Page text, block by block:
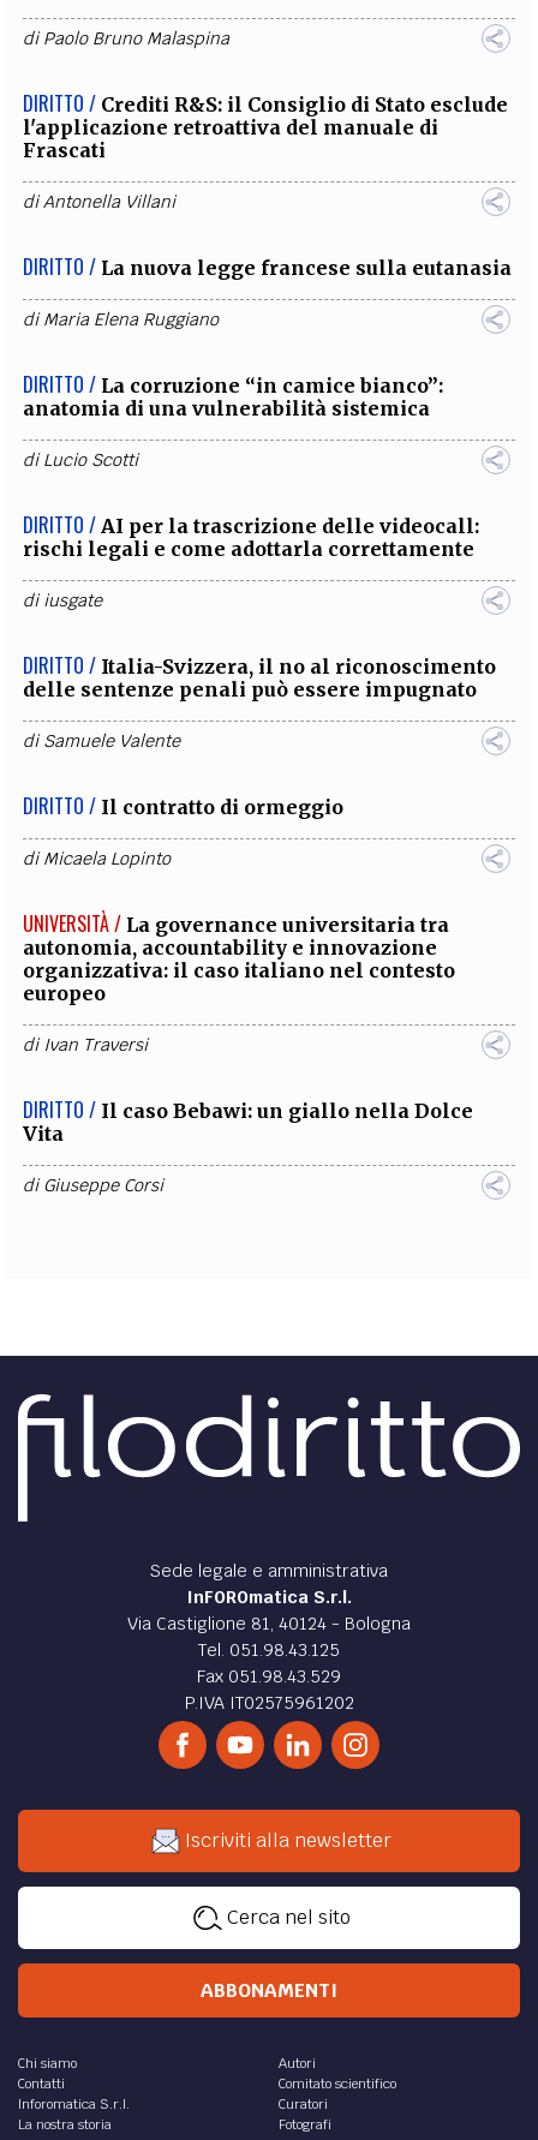
diPaolo Bruno Malaspina
DIRITTO / Crediti R&S: il Consiglio di Stato esclude
l'applicazione retroattiva del manuale di
Frascati
diAntonella Villani
DIRITTO / La nuova legge francese sulla eutanasia
diMaria Elena Ruggiano
DIRITTO / La corruzione “in camice bianco”:
anatomia di una vulnerabilità sistemica
diLucio Scotti
DIRITTO / AI per la trascrizione delle videocall:
rischi legali e come adottarla correttamente
diiusgate
DIRITTO / Italia-Svizzera, il no al riconoscimento
delle sentenze penali può essere impugnato
diSamuele Valente
DIRITTO / Il contratto di ormeggio
diMicaela Lopinto
UNIVERSITÀ / La governance universitaria tra
autonomia, accountability e innovazione
organizzativa: il caso italiano nel contesto
europeo
di Ivan Traversi
DIRITTO / Il caso Bebawi: un giallo nella Dolce
Vita
diGiuseppe Corsi
Sede legale e amministrativa
InFOROmatica S.r.l.
Via Castiglione 81, 40124 - Bologna
Tel. 051.98.43.125
Fax 051.98.43.529
P.IVA IT02575961202
Iscriviti alla newsletter
Cerca nel sito
ABBONAMENTI
Chi siamo
Contatti
Inforomatica S.r.l.
La nostra storia
Autori
Comitato scientifico
Curatori
Fotografi